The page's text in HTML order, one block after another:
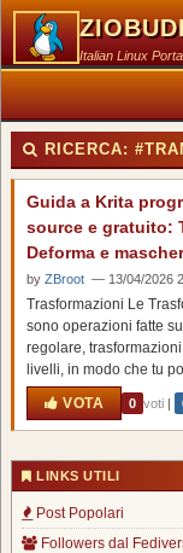
Italian Linux
RICERCA:
Guida a Krita
source e gratuito:
Deforma e
by ZBroot — 13/04/2026
Trasformazioni Le
sono operazioni fatte
regolare,
livelli, in modo che tu
VOTA
0 voti |
LINKS UTILI
Post Popolari
Followers dal